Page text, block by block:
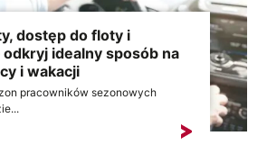
dostęp do floty i
idealny sposób na
i wakacji
pracowników sezonowych